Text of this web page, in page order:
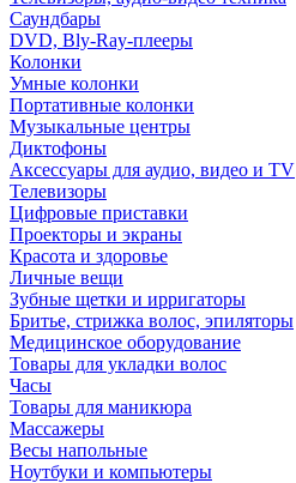
Саундбары
DVD, Bly-Ray-плееры
Колонки
Умные колонки
Портативные колонки
Музыкальные центры
Диктофоны
Аксессуары для аудио, видео и TV
Телевизоры
Цифровые приставки
Проекторы и экраны
Красота и здоровье
Личные вещи
Зубные щетки и ирригаторы
Бритье, стрижка волос, эпиляторы
Медицинское оборудование
Товары для укладки волос
Часы
Товары для маникюра
Массажеры
Весы напольные
Ноутбуки и компьютеры